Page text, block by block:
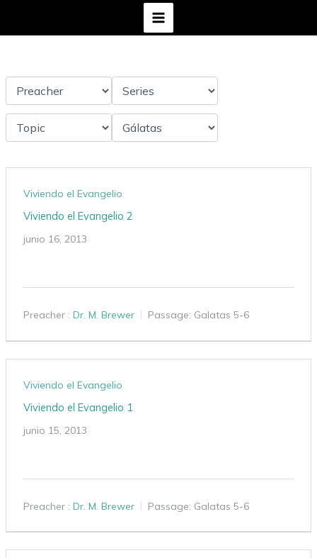
Viviendo el Evangelio
Viviendo el Evangelio 2
junio 16, 2013
Preacher : Dr. M. Brewer Passage: Galatas 5-6
Viviendo el Evangelio
Viviendo el Evangelio 1
junio 15, 2013
Preacher : Dr. M. Brewer Passage: Galatas 5-6